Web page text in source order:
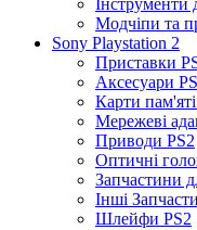
Модчіпи та
Sony Playstation 2
Приставки
Аксесуари
Карти
Мережеві
Приводи PS2
Оптичні
Запчастини
Інші
Шлейфи PS2